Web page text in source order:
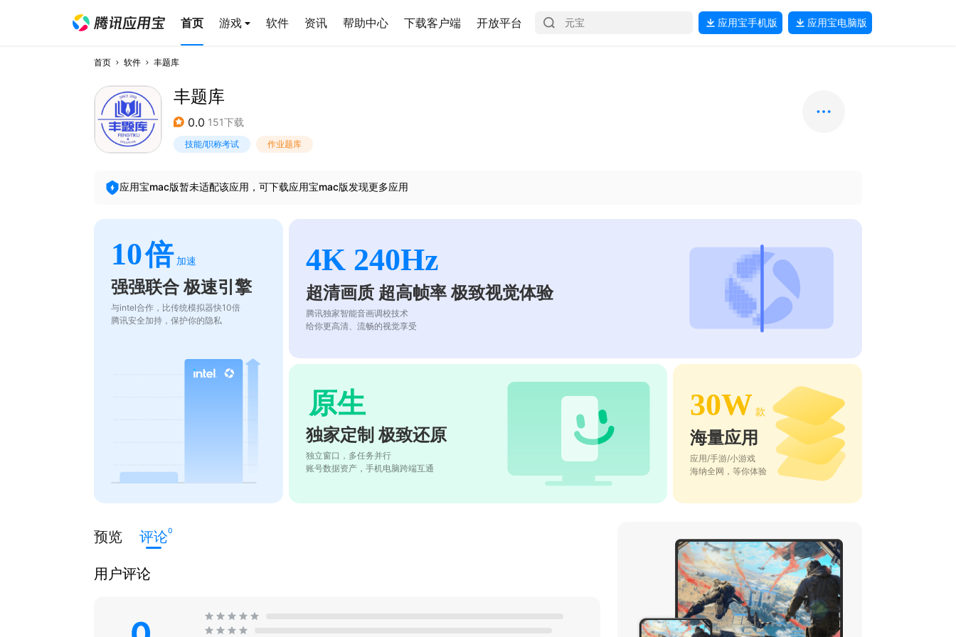
首页 游戏 软件 资讯 帮助中心 下载客户端 开放平台 应用宝手机版 应用宝电脑版
首页 软件 丰题库
丰题库
0.0 151下载
技能/职称考试 作业题库
应用宝mac版暂未适配该应用，可下载应用宝mac版发现更多应用
10倍 加速
强强联合 极速引擎
与intel合作，比传统模拟器快10倍
腾讯安全加持，保护你的隐私
4K 240Hz
超清画质 超高帧率 极致视觉体验
腾讯独家智能音画调校技术
给你更高清、流畅的视觉享受
原生
独家定制 极致还原
独立窗口，多任务并行
账号数据资产，手机电脑跨端互通
30W 款
海量应用
应用/手游/小游戏
海纳全网，等你体验
预览 评论0
用户评论